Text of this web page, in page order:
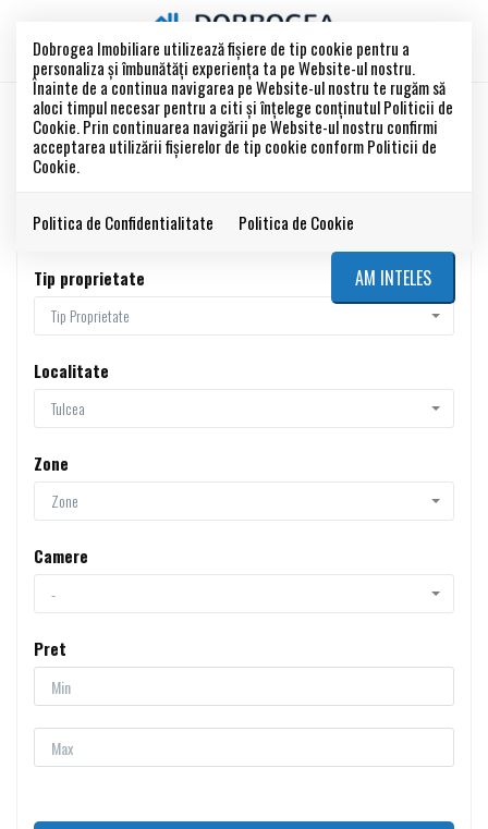
Dobrogea Imobiliare utilizează fişiere de tip cookie pentru a
personaliza și îmbunătăți experiența ta pe Website-ul nostru.
Înainte de a continua navigarea pe Website-ul nostru te rugăm să
aloci timpul necesar pentru a citi și înțelege conținutul Politicii de
Cookie. Prin continuarea navigării pe Website-ul nostru confirmi
acceptarea utilizării fişierelor de tip cookie conform Politicii de
Cookie.
Politica de Confidentialitate Politica de Cookie
AM INTELES
Filtreaza
Tip Tranzactie
Tip proprietate
Tip Proprietate
Localitate
Tulcea
Zone
Zone
Camere
-
Pret